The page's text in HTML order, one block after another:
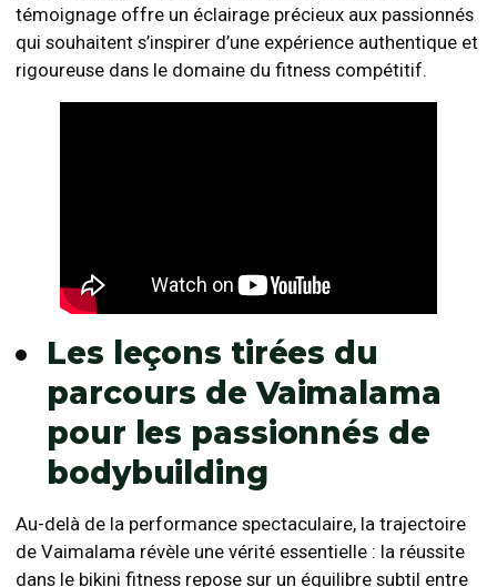
témoignage offre un éclairage précieux aux passionnés
qui souhaitent s’inspirer d’une expérience authentique et
rigoureuse dans le domaine du fitness compétitif.
Les leçons tirées du
parcours de Vaimalama
pour les passionnés de
bodybuilding
Au-delà de la performance spectaculaire, la trajectoire
de Vaimalama révèle une vérité essentielle : la réussite
dans le bikini fitness repose sur un équilibre subtil entre